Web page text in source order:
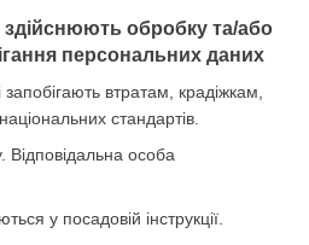
здійснюють обробку та/або
персональних даних
втратам, крадіжкам,
стандартів.
Відповідальна особа
у посадовій інструкції.